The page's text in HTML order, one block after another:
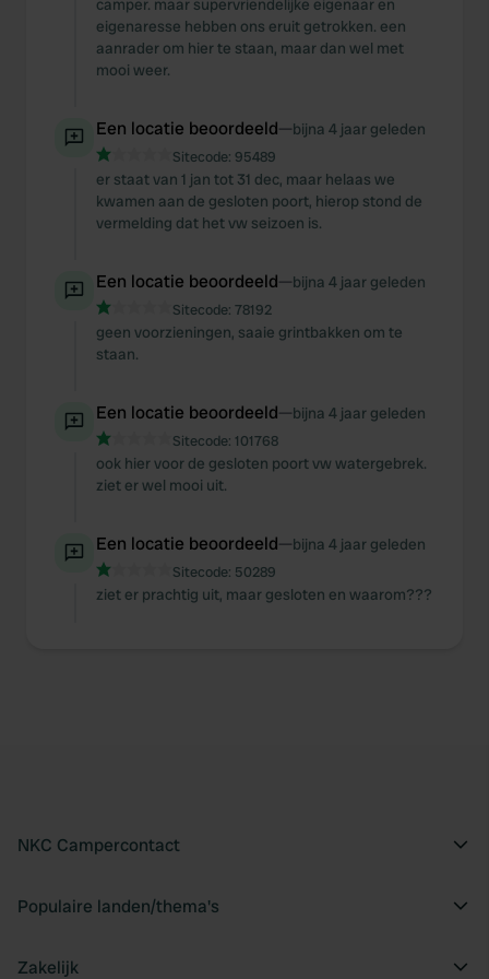
of their services.
camper. maar supervriendelijke eigenaar en
eigenaresse hebben ons eruit getrokken. een
aanrader om hier te staan, maar dan wel met
mooi weer.
Een locatie beoordeeld—bijna 4 jaar geleden
Sitecode: 95489
er staat van 1 jan tot 31 dec, maar helaas we
kwamen aan de gesloten poort, hierop stond de
vermelding dat het vw seizoen is.
Een locatie beoordeeld—bijna 4 jaar geleden
Sitecode: 78192
geen voorzieningen, saaie grintbakken om te
staan.
Een locatie beoordeeld—bijna 4 jaar geleden
Sitecode: 101768
ook hier voor de gesloten poort vw watergebrek.
ziet er wel mooi uit.
Een locatie beoordeeld—bijna 4 jaar geleden
Sitecode: 50289
ziet er prachtig uit, maar gesloten en waarom???
NKC Campercontact
Populaire landen/thema's
Zakelijk